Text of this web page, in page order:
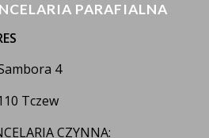
PARAFIALNA
4
Tczew
CZYNNA: